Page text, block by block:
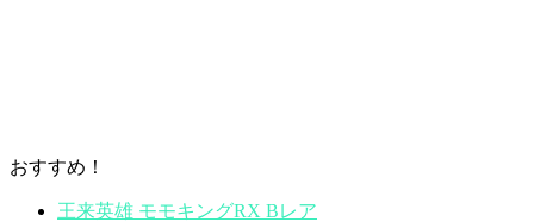
おすすめ！
王来英雄 モモキングRX Bレア